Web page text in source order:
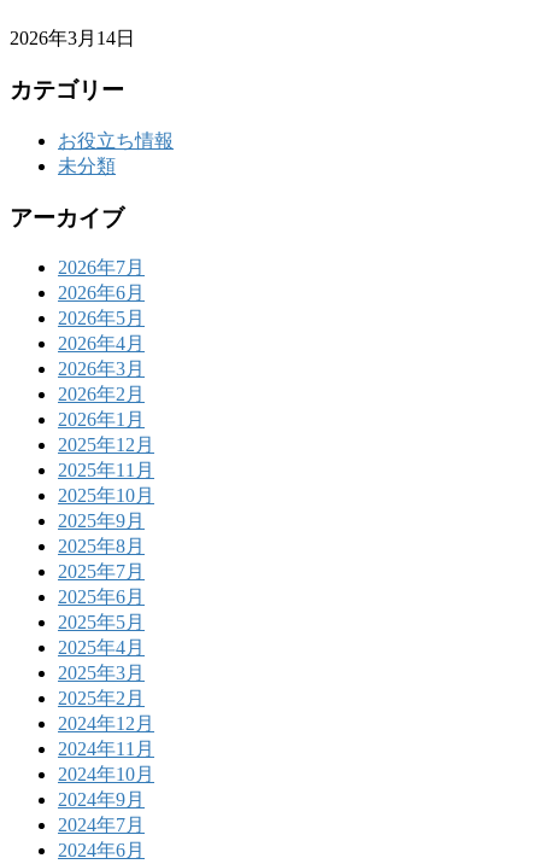
2026年3月14日
カテゴリー
お役立ち情報
未分類
アーカイブ
2026年7月
2026年6月
2026年5月
2026年4月
2026年3月
2026年2月
2026年1月
2025年12月
2025年11月
2025年10月
2025年9月
2025年8月
2025年7月
2025年6月
2025年5月
2025年4月
2025年3月
2025年2月
2024年12月
2024年11月
2024年10月
2024年9月
2024年7月
2024年6月